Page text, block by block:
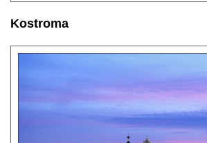
Kostroma